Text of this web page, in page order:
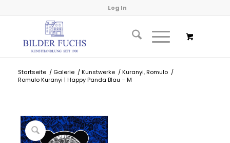
Log In
Startseite / Galerie / Kunstwerke / Kuranyi, Romulo /
Romulo Kuranyi | Happy Panda Blau – M